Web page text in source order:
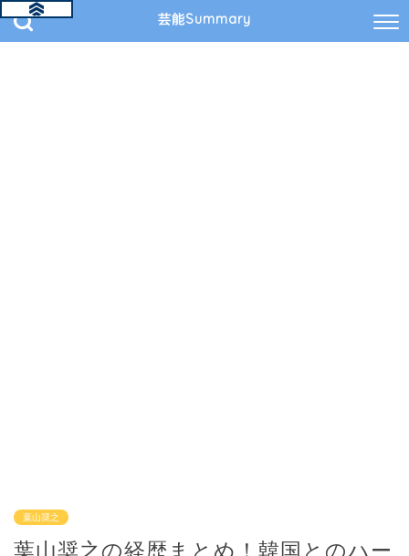
芸能Summary
葉山奨之
葉山奨之の経歴まとめ！韓国とのハー